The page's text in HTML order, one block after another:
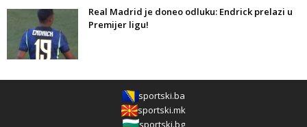
Real Madrid je doneo odluku: Endrick prelazi u
Premijer ligu!
sportski.ba
sportski.mk
sportski.bg